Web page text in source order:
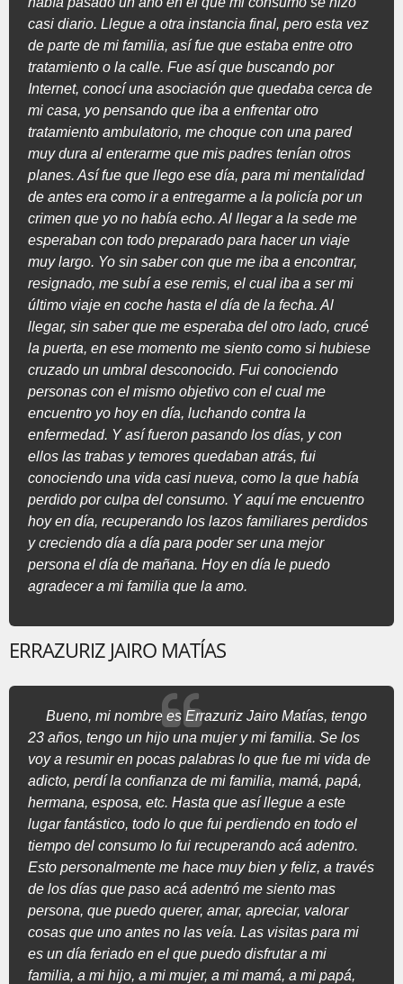
casi diario. Llegue a otra instancia final, pero esta vez
de parte de mi familia, así fue que estaba entre otro
tratamiento o la calle. Fue así que buscando por
Internet, conocí una asociación que quedaba cerca de
mi casa, yo pensando que iba a enfrentar otro
tratamiento ambulatorio, me choque con una pared
muy dura al enterarme que mis padres tenían otros
planes. Así fue que llego ese día, para mi mentalidad
de antes era como ir a entregarme a la policía por un
crimen que yo no había echo. Al llegar a la sede me
esperaban con todo preparado para hacer un viaje
muy largo. Yo sin saber con que me iba a encontrar,
resignado, me subí a ese remis, el cual iba a ser mi
último viaje en coche hasta el día de la fecha. Al
llegar, sin saber que me esperaba del otro lado, crucé
la puerta, en ese momento me siento como si hubiese
cruzado un umbral desconocido. Fui conociendo
personas con el mismo objetivo con el cual me
encuentro yo hoy en día, luchando contra la
enfermedad. Y así fueron pasando los días, y con
ellos las trabas y temores quedaban atrás, fui
conociendo una vida casi nueva, como la que había
perdido por culpa del consumo. Y aquí me encuentro
hoy en día, recuperando los lazos familiares perdidos
y creciendo día a día para poder ser una mejor
persona el día de mañana. Hoy en día le puedo
agradecer a mi familia que la amo.
ERRAZURIZ JAIRO MATÍAS
Bueno, mi nombre es Errazuriz Jairo Matías, tengo
23 años, tengo un hijo una mujer y mi familia. Se los
voy a resumir en pocas palabras lo que fue mi vida de
adicto, perdí la confianza de mi familia, mamá, papá,
hermana, esposa, etc. Hasta que así llegue a este
lugar fantástico, todo lo que fui perdiendo en todo el
tiempo del consumo lo fui recuperando acá adentro.
Esto personalmente me hace muy bien y feliz, a través
de los días que paso acá adentró me siento mas
persona, que puedo querer, amar, apreciar, valorar
cosas que uno antes no las veía. Las visitas para mi
es un día feriado en el que puedo disfrutar a mi
familia, a mi hijo, a mi mujer, a mi mamá, a mi papá,